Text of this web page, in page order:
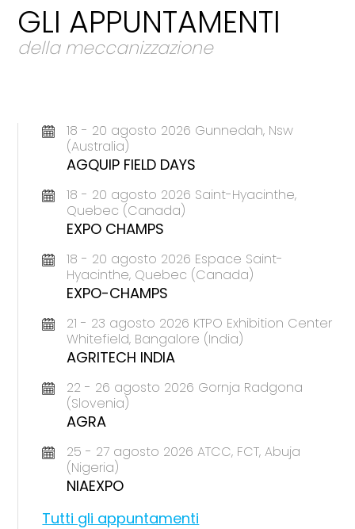
GLI APPUNTAMENTI
della meccanizzazione
18 - 20 agosto 2026 Gunnedah, Nsw
(Australia)
AGQUIP FIELD DAYS
18 - 20 agosto 2026 Saint-Hyacinthe,
Quebec (Canada)
EXPO CHAMPS
18 - 20 agosto 2026 Espace Saint-
Hyacinthe, Quebec (Canada)
EXPO-CHAMPS
21 - 23 agosto 2026 KTPO Exhibition Center
Whitefield, Bangalore (India)
AGRITECH INDIA
22 - 26 agosto 2026 Gornja Radgona
(Slovenia)
AGRA
25 - 27 agosto 2026 ATCC, FCT, Abuja
(Nigeria)
NIAEXPO
Tutti gli appuntamenti